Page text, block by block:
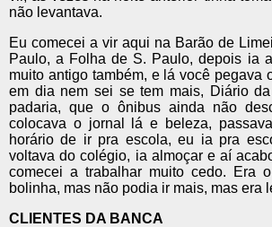
não levantava.
Eu comecei a vir aqui na Barão de
Paulo, a Folha de S. Paulo, depois ia
muito antigo também, e lá você
em dia nem sei se tem mais, Diário
padaria, que o ônibus ainda não
colocava o jornal lá e beleza,
horário de ir pra escola, eu ia pra
voltava do colégio, ia almoçar e aí
comecei a trabalhar muito cedo. Era
bolinha, mas não podia ir mais, mas era
CLIENTES DA BANCA